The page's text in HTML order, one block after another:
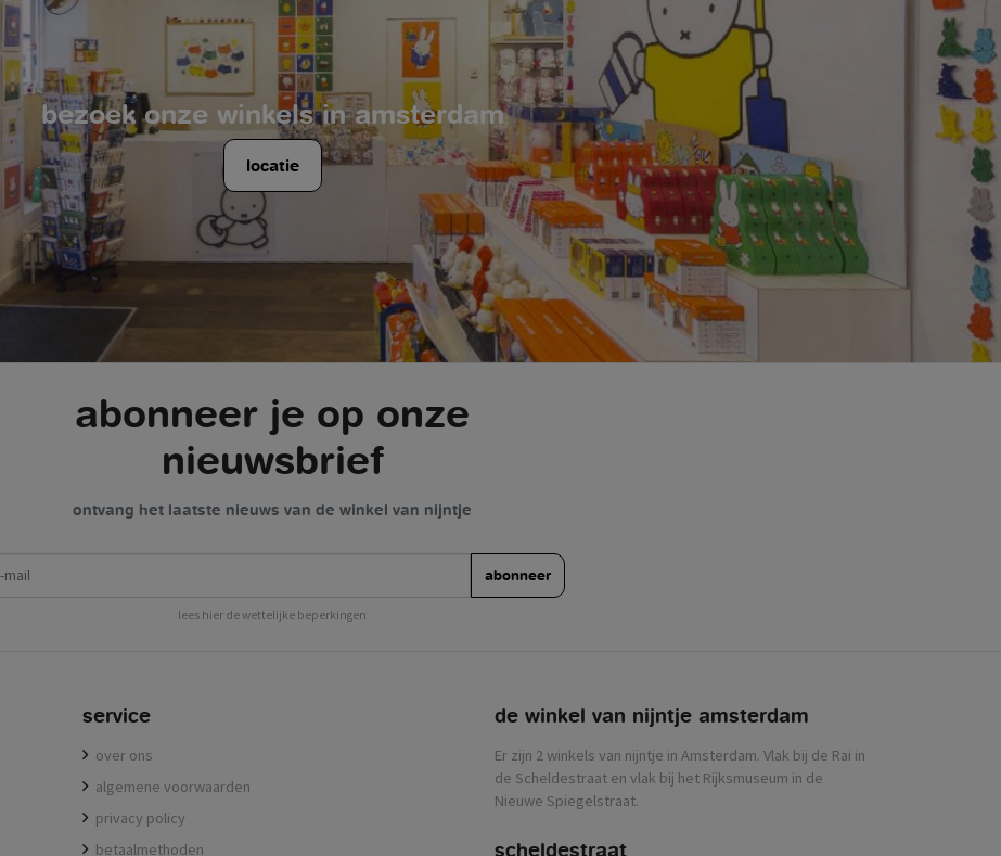
bezoek onze winkels in amsterdam
locatie
abonneer je op onze
nieuwsbrief
ontvang het laatste nieuws van de winkel van nijntje
abonneer
lees hier de wettelijke beperkingen
service
over ons
algemene voorwaarden
privacy policy
betaalmethoden
de winkel van nijntje
Er zijn 2 winkels van nijntje in Amsterdam. Vlak bij de Rai in
de Scheldestraat en vlak bij het Rijksmuseum in de
Nieuwe Spiegelstraat.
scheldestraat